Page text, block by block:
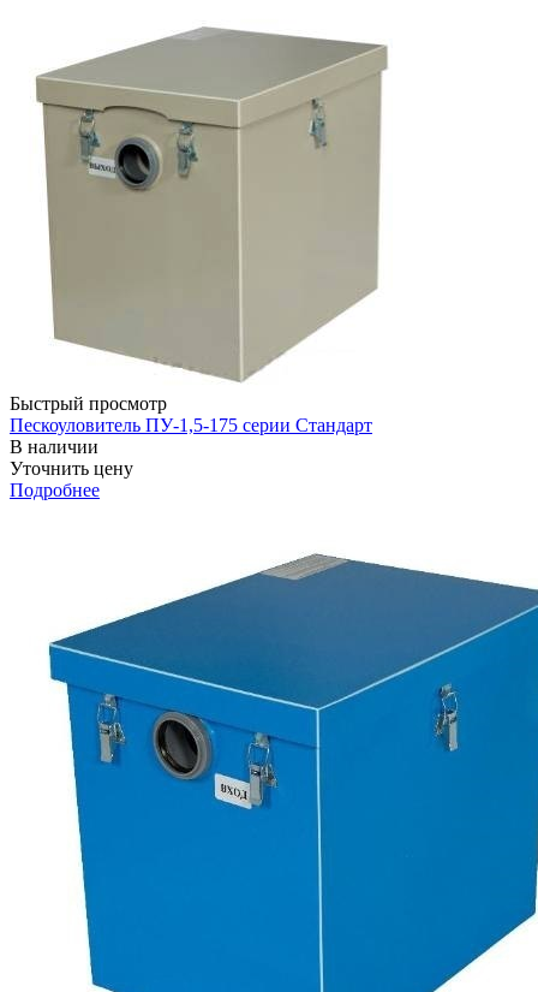
Быстрый просмотр
Пескоуловитель ПУ-1,5-175 серии Стандарт
В наличии
Уточнить цену
Подробнее